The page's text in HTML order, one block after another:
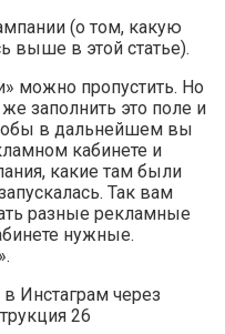
(о том, какую
выше в этой статье).
можно пропустить. Но
заполнить это поле и
в дальнейшем вы
кабинете и
какие там были
Так вам
разные рекламные
нужные.